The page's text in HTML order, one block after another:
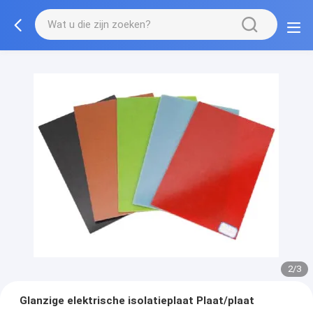
2/3
Glanzige elektrische isolatieplaat Plaat/plaat